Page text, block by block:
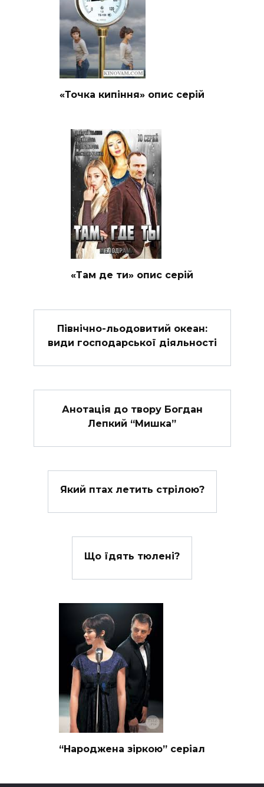
«Точка кипіння» опис серій
«Там де ти» опис серій
Північно-льодовитий океан:
види господарської діяльності
Анотація до твору Богдан
Лепкий “Мишка”
Який птах летить стрілою?
Що їдять тюлені?
“Народжена зіркою” серіал